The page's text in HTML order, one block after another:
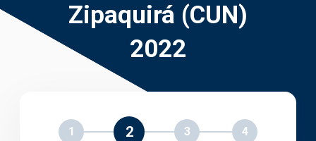
Zipaquirá (CUN)
2022
1 2 3 4